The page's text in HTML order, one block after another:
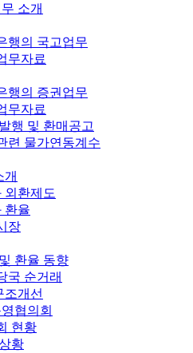
소개
행의 국고업무
무자료
행의 증권업무
무자료
행 및 환매공고
련 물가연동계수
개
외환제도
환율
장
환율 동향
국 순거래
조개선
협의회
현황
황